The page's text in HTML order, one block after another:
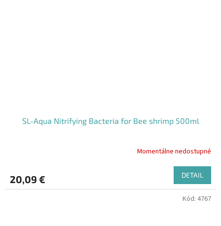
SL-Aqua Nitrifying Bacteria for Bee shrimp 500ml
je
5,0
Momentálne nedostupné
20,09 € DETAIL
Kód: 4767